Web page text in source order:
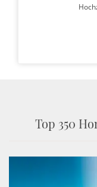
Top 350